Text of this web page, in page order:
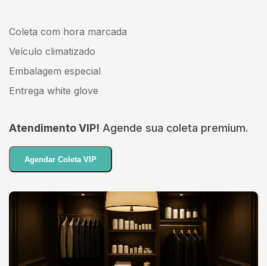
Coleta com hora marcada
Veículo climatizado
Embalagem especial
Entrega white glove
Atendimento VIP! Agende sua coleta premium.
Agendar Coleta VIP